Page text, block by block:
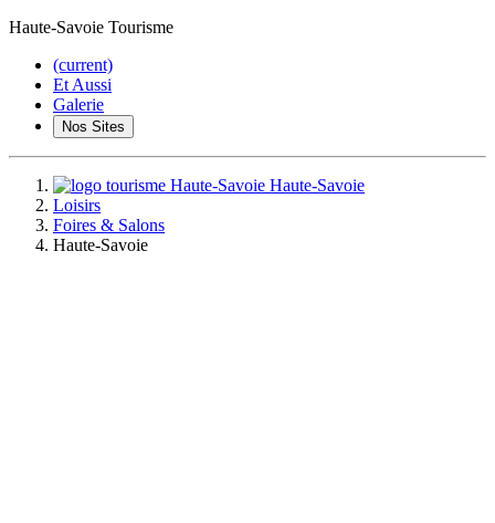
Haute-Savoie Tourisme
(current)
Et Aussi
Galerie
Nos Sites
Haute-Savoie
Loisirs
Foires & Salons
Haute-Savoie